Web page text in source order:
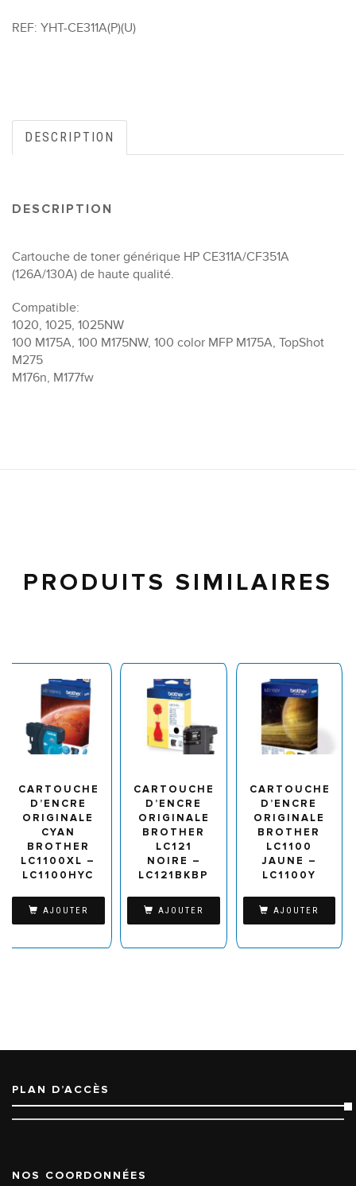
REF: YHT-CE311A(P)(U)
DESCRIPTION
DESCRIPTION
Cartouche de toner générique HP CE311A/CF351A
(126A/130A) de haute qualité.
Compatible:
1020, 1025, 1025NW
100 M175A, 100 M175NW, 100 color MFP M175A, TopShot
M275
M176n, M177fw
PRODUITS SIMILAIRES
CARTOUCHE
D’ENCRE
ORIGINALE
CYAN
BROTHER
LC1100XL –
LC1100HYC
AJOUTER
CARTOUCHE
D’ENCRE
ORIGINALE
BROTHER
LC121
NOIRE –
LC121BKBP
AJOUTER
CARTOUCHE
D’ENCRE
ORIGINALE
BROTHER
LC1100
JAUNE –
LC1100Y
AJOUTER
PLAN D’ACCÈS
NOS COORDONNÉES